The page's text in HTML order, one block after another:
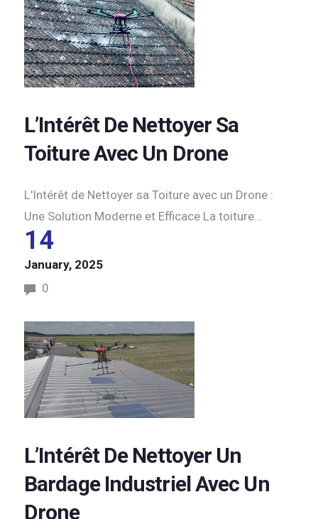
L’Intérêt De Nettoyer Sa
Toiture Avec Un Drone
L'Intérêt de Nettoyer sa Toiture avec un Drone :
Une Solution Moderne et Efficace La toiture…
14
January, 2025
0
L’Intérêt De Nettoyer Un
Bardage Industriel Avec Un
Drone